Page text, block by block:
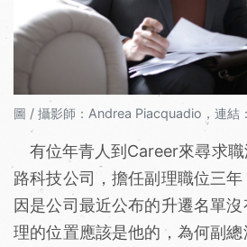
圖 / 攝影師：Andrea Piacquadio，連結
有位年青人到Career來尋求職
路科技公司，擔任副理職位三
因是公司最近公布的升遷名單
理的位置應該是他的，為何副